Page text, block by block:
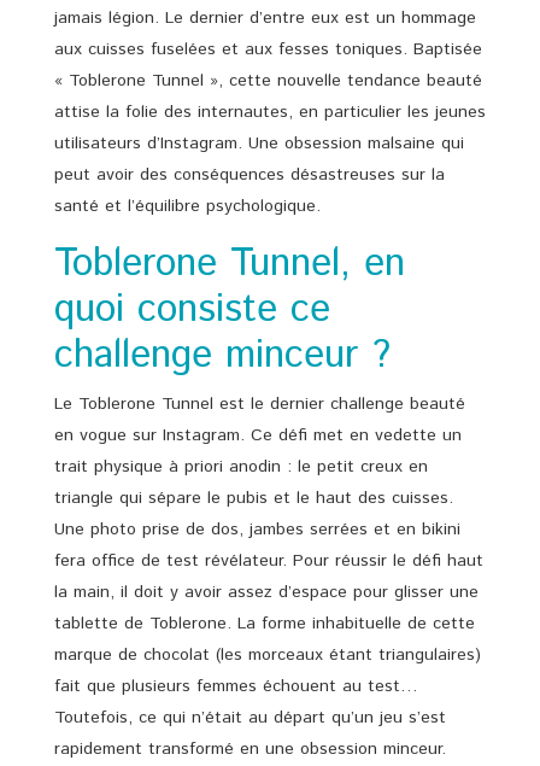
jamais légion. Le dernier d’entre eux est un hommage
aux cuisses fuselées et aux fesses toniques. Baptisée
« Toblerone Tunnel », cette nouvelle tendance beauté
attise la folie des internautes, en particulier les jeunes
utilisateurs d’Instagram. Une obsession malsaine qui
peut avoir des conséquences désastreuses sur la
santé et l’équilibre psychologique.
Toblerone Tunnel, en
quoi consiste ce
challenge minceur ?
Le Toblerone Tunnel est le dernier challenge beauté
en vogue sur Instagram. Ce défi met en vedette un
trait physique à priori anodin : le petit creux en
triangle qui sépare le pubis et le haut des cuisses.
Une photo prise de dos, jambes serrées et en bikini
fera office de test révélateur. Pour réussir le défi haut
la main, il doit y avoir assez d’espace pour glisser une
tablette de Toblerone. La forme inhabituelle de cette
marque de chocolat (les morceaux étant triangulaires)
fait que plusieurs femmes échouent au test…
Toutefois, ce qui n’était au départ qu’un jeu s’est
rapidement transformé en une obsession minceur.